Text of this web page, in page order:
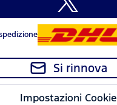
Si rinnova
Impostazioni Cookie